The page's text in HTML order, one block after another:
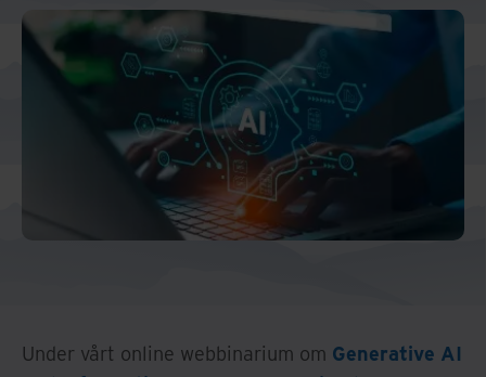
And Turkey
North America
Under vårt online webbinarium om Generative AI